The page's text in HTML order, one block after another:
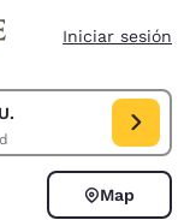
Iniciar sesión
EE. UU..
Map